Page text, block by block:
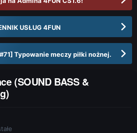
USŁUG 4FUN
Typowanie meczy piłki nożnej.
(SOUND BASS &